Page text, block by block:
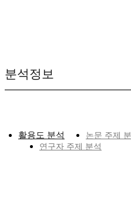
분석정보
활용도 분석
논문 주제
연구자 주제 분석